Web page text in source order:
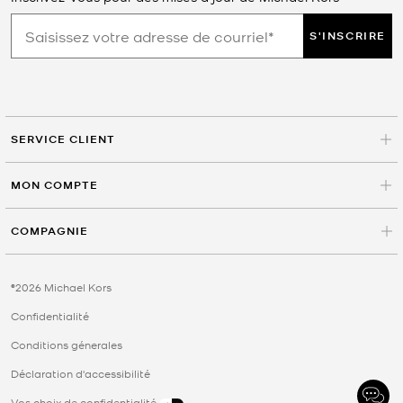
S'INSCRIRE
SERVICE CLIENT
MON COMPTE
COMPAGNIE
©2026 Michael Kors
Confidentialité
Conditions génerales
Déclaration d'accessibilité